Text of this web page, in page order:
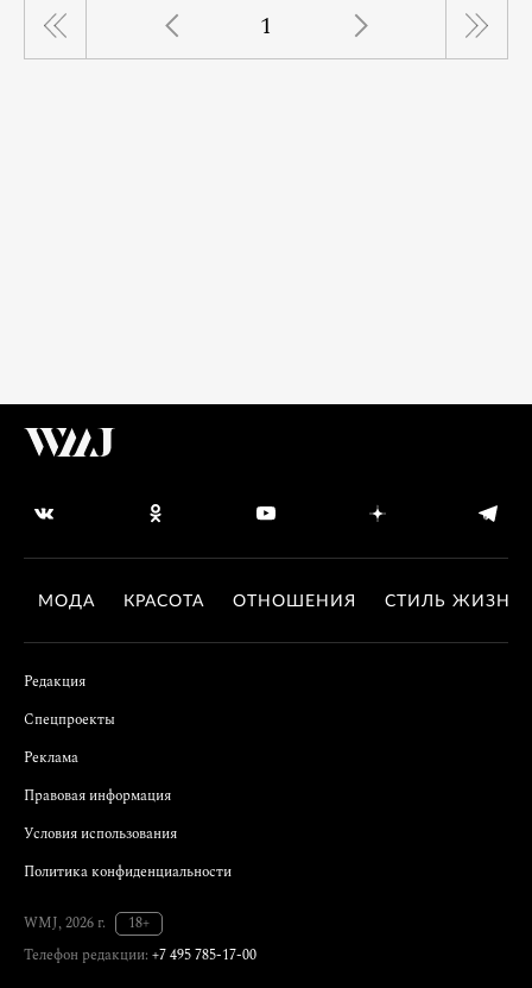
1
МОДА КРАСОТА ОТНОШЕНИЯ СТИЛЬ ЖИЗНИ
Редакция
Спецпроекты
Реклама
Правовая информация
Условия использования
Политика конфиденциальности
WMJ, 2026 г.
18+
Телефон редакции: +7 495 785-17-00